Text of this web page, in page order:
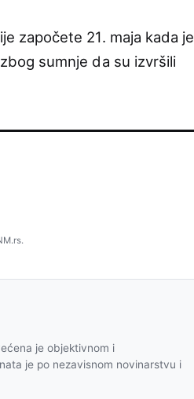
započete 21. maja kada je
sumnje da su izvršili
je objektivnom i
je po nezavisnom novinarstvu i